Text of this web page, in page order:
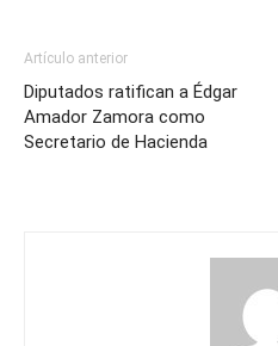
Artículo anterior
Diputados ratifican a Édgar
Amador Zamora como
Secretario de Hacienda